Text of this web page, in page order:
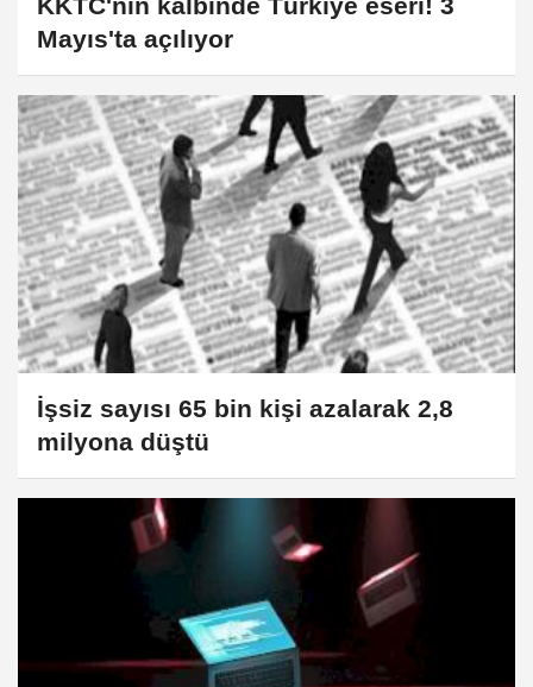
Mayıs'ta açılıyor
İşsiz sayısı 65 bin kişi azalarak 2,8
milyona düştü